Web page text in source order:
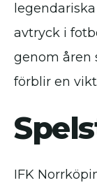
avtryck i
genom åren
förblir en
IFK